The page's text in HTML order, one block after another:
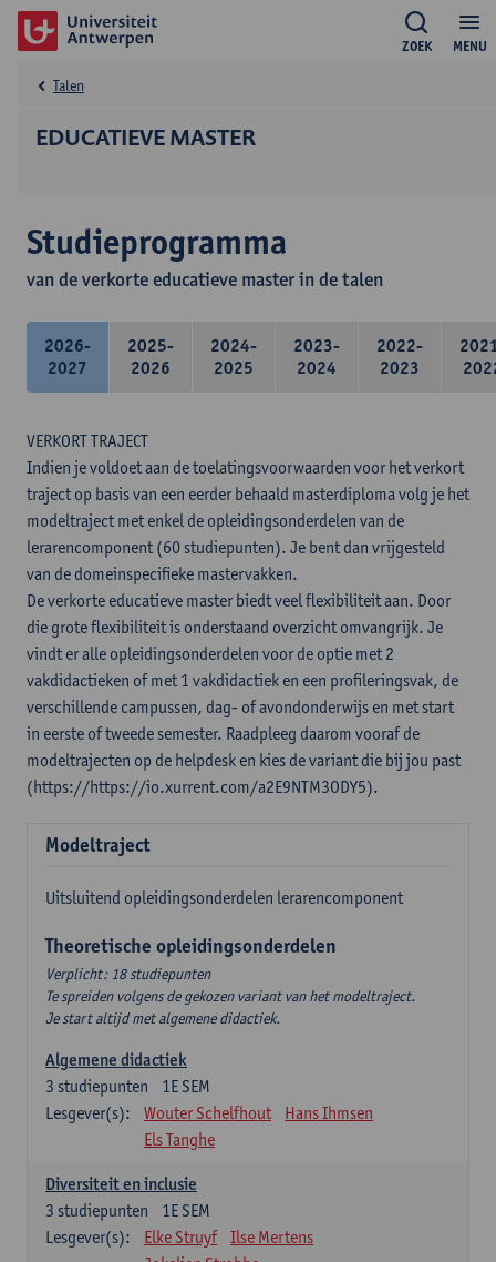
MENU
ZOEK
EDUCATIEVE MASTER
Talen
Studieprogramma
van de verkorte educatieve master in de talen
2026-
2027
2025-
2026
2024-
2025
2023-
2024
2022-
2023
VERKORT TRAJECT
Indien je voldoet aan de toelatingsvoorwaarden voor het verkort
traject op basis van een eerder behaald masterdiploma volg je het
modeltraject met enkel de opleidingsonderdelen van de
lerarencomponent (60 studiepunten). Je bent dan vrijgesteld
van de domeinspecifieke mastervakken.
De verkorte educatieve master biedt veel flexibiliteit aan. Door
die grote flexibiliteit is onderstaand overzicht omvangrijk. Je
vindt er alle opleidingsonderdelen voor de optie met 2
vakdidactieken of met 1 vakdidactiek en een profileringsvak, de
verschillende campussen, dag- of avondonderwijs en met start
in eerste of tweede semester. Raadpleeg daarom vooraf de
modeltrajecten op de helpdesk en kies de variant die bij jou past
(https://https://io.xurrent.com/a2E9NTM3ODY5).
Modeltraject
Uitsluitend opleidingsonderdelen lerarencomponent
Theoretische opleidingsonderdelen
Verplicht: 18 studiepunten
Te spreiden volgens de gekozen variant van het modeltraject.
Je start altijd met algemene didactiek.
Algemene didactiek
1E SEM
3 studiepunten
Lesgever(s):
Wouter Schelfhout
Hans Ihmsen
Els Tanghe
Diversiteit en inclusie
1E SEM
3 studiepunten
Lesgever(s):
Elke Struyf
Ilse Mertens